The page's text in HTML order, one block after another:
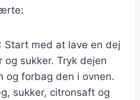
: Start med at lave en dej
og sukker. Tryk dejen
forbag den i ovnen.
sukker, citronsaft og